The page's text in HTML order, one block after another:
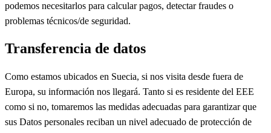
podemos necesitarlos para calcular pagos, detectar fraudes o
problemas técnicos/de seguridad.
Transferencia de datos
Como estamos ubicados en Suecia, si nos visita desde fuera de
Europa, su información nos llegará. Tanto si es residente del EEE
como si no, tomaremos las medidas adecuadas para garantizar que
sus Datos personales reciban un nivel adecuado de protección de